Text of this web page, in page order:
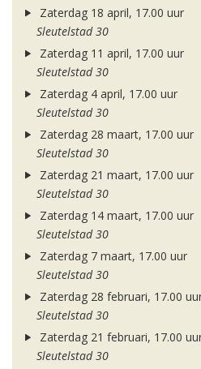
Zaterdag 18 april, 17.00 uur
Sleutelstad 30
Zaterdag 11 april, 17.00 uur
Sleutelstad 30
Zaterdag 4 april, 17.00 uur
Sleutelstad 30
Zaterdag 28 maart, 17.00 uur
Sleutelstad 30
Zaterdag 21 maart, 17.00 uur
Sleutelstad 30
Zaterdag 14 maart, 17.00 uur
Sleutelstad 30
Zaterdag 7 maart, 17.00 uur
Sleutelstad 30
Zaterdag 28 februari, 17.00
Sleutelstad 30
Zaterdag 21 februari, 17.00
Sleutelstad 30